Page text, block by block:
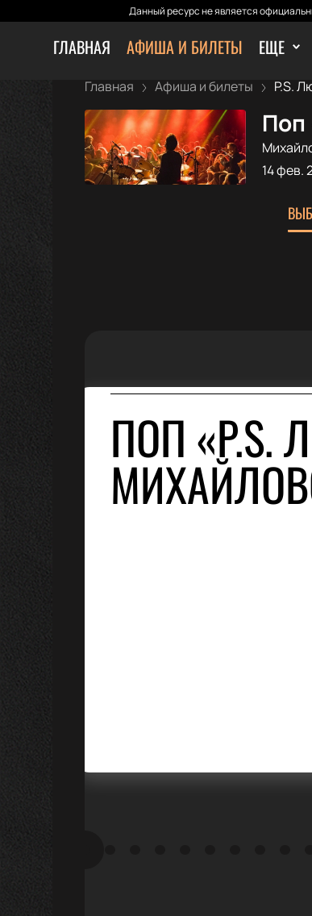
Данный ресурс не является
ГЛАВНАЯ АФИША И БИЛЕТЫ ЕЩЕ
Главная Афиша и билеты P.S.
Поп
14 фев.
ПОП «P.S.